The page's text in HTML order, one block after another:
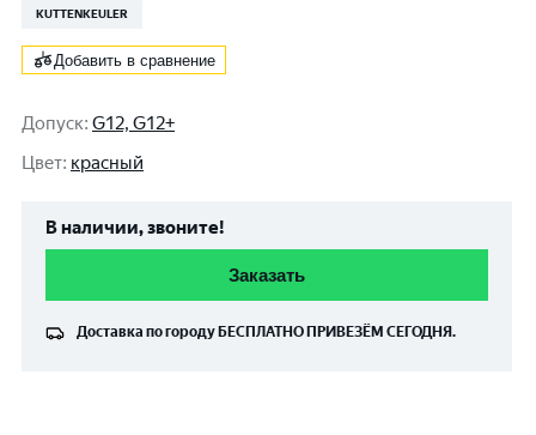
KUTTENKEULER
Добавить в сравнение
Допуск: G12, G12+
Цвет: красный
В наличии, звоните!
Заказать
Доставка по городу БЕСПЛАТНО ПРИВЕЗЁМ СЕГОДНЯ.